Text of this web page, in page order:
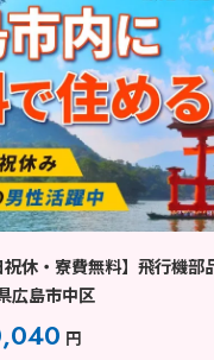
祝休・寮費無料】飛行機部
広島市中区
円